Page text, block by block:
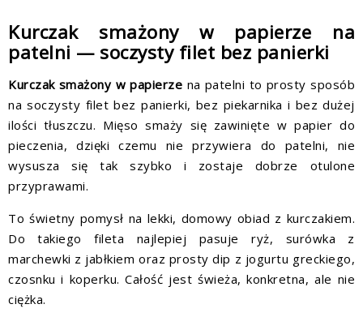
Kurczak smażony w papierze na
patelni — soczysty filet bez panierki
Kurczak smażony w papierze na patelni to prosty sposób
na soczysty filet bez panierki, bez piekarnika i bez dużej
ilości tłuszczu. Mięso smaży się zawinięte w papier do
pieczenia, dzięki czemu nie przywiera do patelni, nie
wysusza się tak szybko i zostaje dobrze otulone
przyprawami.
To świetny pomysł na lekki, domowy obiad z kurczakiem.
Do takiego fileta najlepiej pasuje ryż, surówka z
marchewki z jabłkiem oraz prosty dip z jogurtu greckiego,
czosnku i koperku. Całość jest świeża, konkretna, ale nie
ciężka.